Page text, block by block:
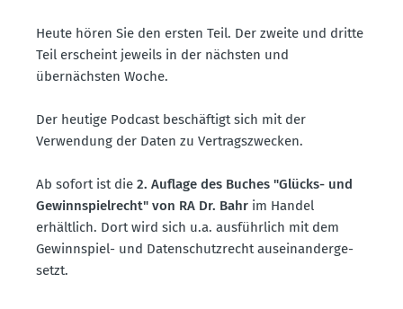
Heute hören Sie den ersten Teil. Der zweite und dritte
Teil erscheint jeweils in der nächsten und
übernächsten Woche.
Der heutige Podcast beschäftigt sich mit der
Verwendung der Daten zu Vertrags­zwecken.
Ab sofort ist die 2. Auflage des Buches "Glücks- und
Gewinn­spiel­recht" von RA Dr. Bahr im Handel
erhältlich. Dort wird sich u.a. ausführlich mit dem
Gewinn­spiel- und Daten­schutz­recht ausein­an­der­ge­
setzt.